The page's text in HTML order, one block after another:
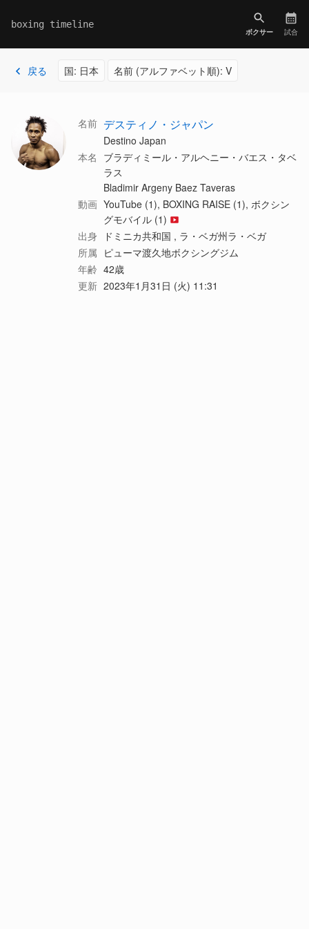
boxing timeline
ボクサー 試合
戻る 国: 日本 名前 (アルファベット順): V
名前 デスティノ・ジャパン
Destino Japan
本名 ブラディミール・アルヘニー・バエス・タベ
ラス
Bladimir Argeny Baez Taveras
動画 YouTube (1), BOXING RAISE (1), ボクシン
グモバイル (1)
出身
ドミニカ共和国 , ラ・ベガ州ラ・ベガ
所属 ピューマ渡久地ボクシングジム
年齢 42歳
更新 2023年1月31日 (火) 11:31